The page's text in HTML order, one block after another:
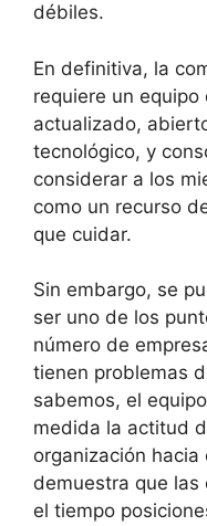
débiles.
En definitiva, la
requiere un
actualizado,
tecnológico, y
considerar a los
como un recurso
que cuidar.
Sin embargo, se
ser uno de los
número de
tienen problemas
sabemos, el
medida la actitud
organización
demuestra que las
el tiempo